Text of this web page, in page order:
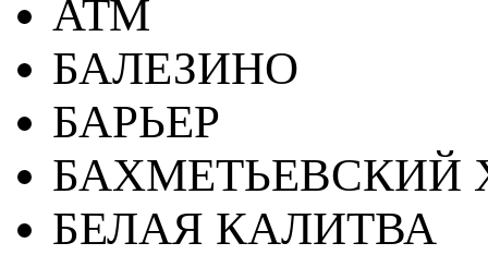
АТМ
БАЛЕЗИНО
БАРЬЕР
БАХМЕТЬЕВСКИЙ
БЕЛАЯ КАЛИТВА